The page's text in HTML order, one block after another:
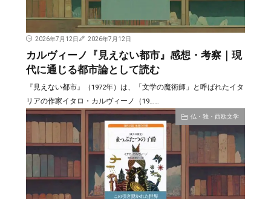
2026年7月12日 2026年7月12日
カルヴィーノ『見えない都市』感想・考察｜現
代に通じる都市論として読む
『見えない都市』（1972年）は、「文学の魔術師」と呼ばれたイタ
リアの作家イタロ・カルヴィーノ（19……
仏・独・西欧文学